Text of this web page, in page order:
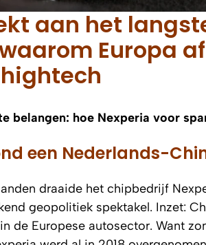
aan het
Europa
belangen: hoe Nexperia voor
een Nederlands-
draaide het chipbedrijf
geopolitiek spektakel. Inzet:
de Europese autosector. Want